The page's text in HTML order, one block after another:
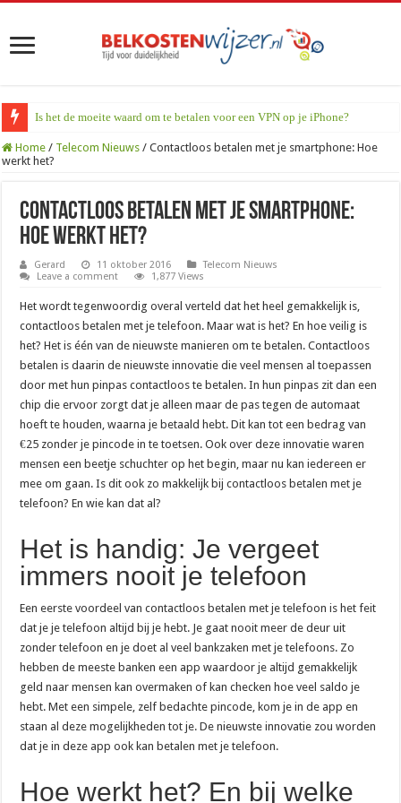
Is het de moeite waard om te betalen voor een VPN op je iPhone?
Home / Telecom Nieuws / Contactloos betalen met je smartphone: Hoe
werkt het?
Contactloos betalen met je smartphone:
Hoe werkt het?
Gerard 11 oktober 2016
Telecom Nieuws
Leave a comment
1,877 Views
Het wordt tegenwoordig overal verteld dat het heel gemakkelijk is,
contactloos betalen met je telefoon. Maar wat is het? En hoe veilig is
het? Het is één van de nieuwste manieren om te betalen. Contactloos
betalen is daarin de nieuwste innovatie die veel mensen al toepassen
door met hun pinpas contactloos te betalen. In hun pinpas zit dan een
chip die ervoor zorgt dat je alleen maar de pas tegen de automaat
hoeft te houden, waarna je betaald hebt. Dit kan tot een bedrag van
€25 zonder je pincode in te toetsen. Ook over deze innovatie waren
mensen een beetje schuchter op het begin, maar nu kan iedereen er
mee om gaan. Is dit ook zo makkelijk bij contactloos betalen met je
telefoon? En wie kan dat al?
Het is handig: Je vergeet
immers nooit je telefoon
Een eerste voordeel van contactloos betalen met je telefoon is het feit
dat je je telefoon altijd bij je hebt. Je gaat nooit meer de deur uit
zonder telefoon en je doet al veel bankzaken met je telefoons. Zo
hebben de meeste banken een app waardoor je altijd gemakkelijk
geld naar mensen kan overmaken of kan checken hoe veel saldo je
hebt. Met een simpele, zelf bedachte pincode, kom je in de app en
staan al deze mogelijkheden tot je. De nieuwste innovatie zou worden
dat je in deze app ook kan betalen met je telefoon.
Hoe werkt het? En bij welke